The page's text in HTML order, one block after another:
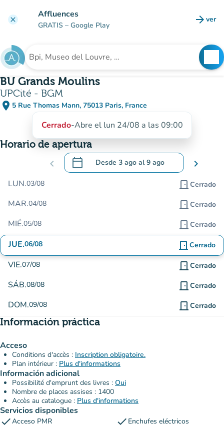
clear Affluences
GRATIS – Google Play arrow_forward ver
Buscar un establecimiento
BU Grands Moulins
UPCité - BGM
place 5 Rue Thomas Mann, 75013 Paris, France
(abrir en Google Maps)
(nueva pestaña)
Cerrado-Abre el lun 24/08 a las 09:00
Horario de apertura
chevron_left calendar_today Desde 3 ago al9 ago
.Abra el calendario para cambiar las
chevron_right
LUN.03/08 door_front Cerrado
MAR.04/08 door_front Cerrado
MIÉ.05/08 door_front Cerrado
JUE.06/08 door_front Cerrado
VIE.07/08 door_front Cerrado
SÁB.08/08 door_front Cerrado
DOM.09/08 door_front Cerrado
Información práctica
Acceso
Conditions d'accès : Inscription obligatoire.
Plan intérieur : Plus d'informations
Información adicional
Possibilité d'emprunt des livres : Oui
Nombre de places assises : 1400
Accès au catalogue : Plus d'informations
Servicios disponibles
checkAcceso PMR check Enchufes eléctricos